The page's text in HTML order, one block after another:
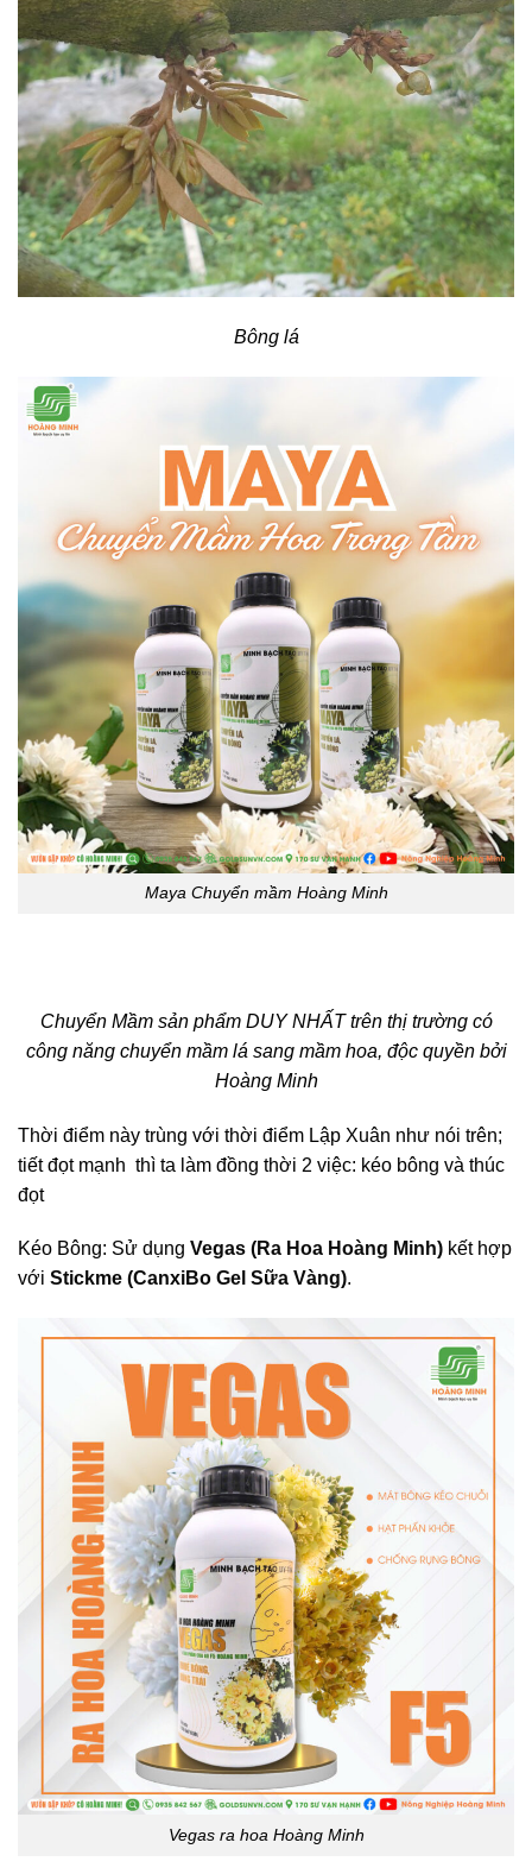
Bông lá
Maya Chuyển mầm Hoàng Minh
Chuyển Mầm sản phẩm DUY NHẤT trên thị trường có
công năng chuyển mầm lá sang mầm hoa, độc quyền bởi
Hoàng Minh
Thời điểm này trùng với thời điểm Lập Xuân như nói trên;
tiết đọt mạnh thì ta làm đồng thời 2 việc: kéo bông và thúc
đọt
Kéo Bông: Sử dụng Vegas (Ra Hoa Hoàng Minh) kết hợp
với Stickme (CanxiBo Gel Sữa Vàng).
Vegas ra hoa Hoàng Minh